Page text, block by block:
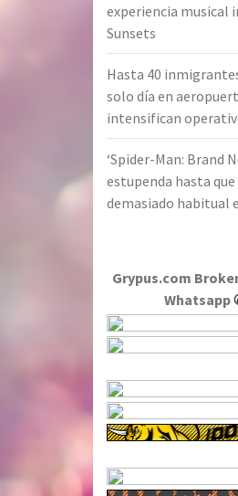
experiencia musical
Sunsets
Hasta 40
solo día en
intensifican
‘Spider-Man: Brand
estupenda hasta
demasiado habitual
Grypus.com
Whatsapp